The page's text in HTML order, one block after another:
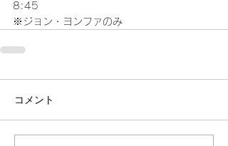
8:45
※ジョン・ヨンファのみ
コメント